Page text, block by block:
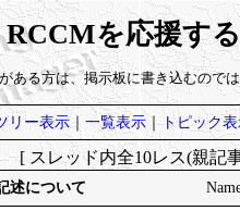
RCCMを応援す
ある方は、掲示板に書き込むので
リー表示｜ 一覧表示｜トピック
[ スレッド内全10レス(親
述について